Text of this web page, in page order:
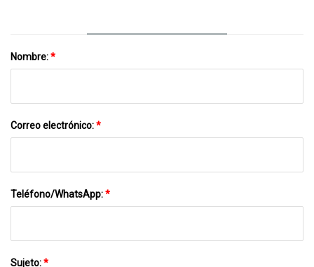
Nombre:*
Correo electrónico:*
Teléfono/WhatsApp:*
Sujeto:*